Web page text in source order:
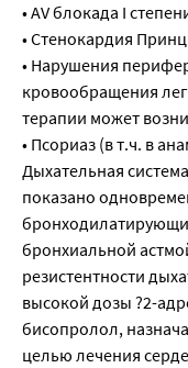
• AV блокада I
• Стенокардия
• Нарушения
кровообращения
терапии может
• Псориаз (в т.ч. в
Дыхательная
показано
бронхиальной
резистентности
высокой дозы ?2-
бисопролол,
целью лечения